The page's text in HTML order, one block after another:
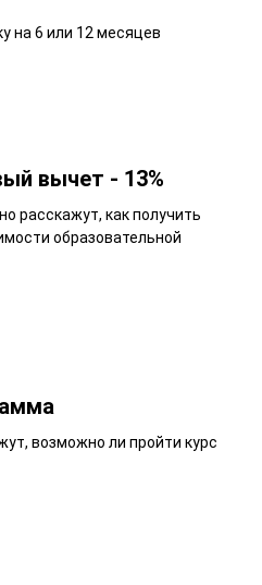
на 6 или 12 месяцев
вычет - 13%
расскажут, как получить
образовательной
возможно ли пройти курс